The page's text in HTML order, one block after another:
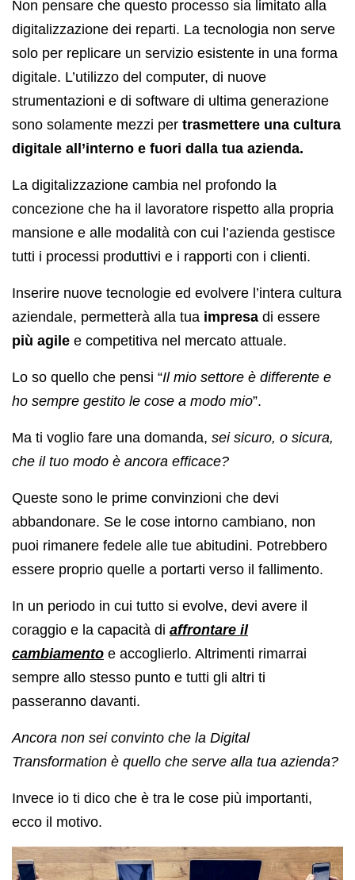
Non pensare che questo processo sia limitato alla
digitalizzazione dei reparti. La tecnologia non serve
solo per replicare un servizio esistente in una forma
digitale. L’utilizzo del computer, di nuove
strumentazioni e di software di ultima generazione
sono solamente mezzi per trasmettere una cultura
digitale all’interno e fuori dalla tua azienda.
La digitalizzazione cambia nel profondo la
concezione che ha il lavoratore rispetto alla propria
mansione e alle modalità con cui l’azienda gestisce
tutti i processi produttivi e i rapporti con i clienti.
Inserire nuove tecnologie ed evolvere l’intera cultura
aziendale, permetterà alla tua impresa di essere
più agile e competitiva nel mercato attuale.
Lo so quello che pensi “Il mio settore è differente e
ho sempre gestito le cose a modo mio”.
Ma ti voglio fare una domanda, sei sicuro, o sicura,
che il tuo modo è ancora efficace?
Queste sono le prime convinzioni che devi
abbandonare. Se le cose intorno cambiano, non
puoi rimanere fedele alle tue abitudini. Potrebbero
essere proprio quelle a portarti verso il fallimento.
In un periodo in cui tutto si evolve, devi avere il
coraggio e la capacità di affrontare il
cambiamento e accoglierlo. Altrimenti rimarrai
sempre allo stesso punto e tutti gli altri ti
passeranno davanti.
Ancora non sei convinto che la Digital
Transformation è quello che serve alla tua azienda?
Invece io ti dico che è tra le cose più importanti,
ecco il motivo.